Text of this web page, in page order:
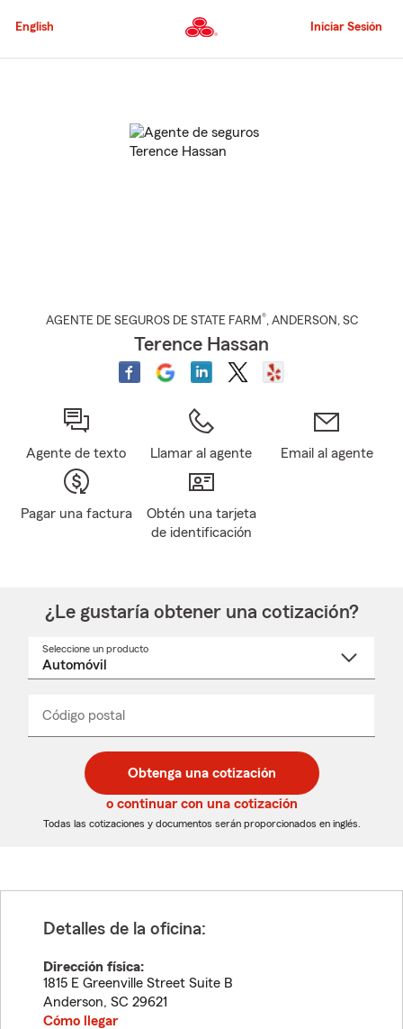
al
principal
English Iniciar Sesión
AGENTE DE SEGUROS DE STATE FARM®, ANDERSON , SC
Terence Hassan
Agente de texto Llamar al agente Email al agente
Pagar una factura
Obtén una tarjeta
de identificación
¿Le gustaría obtener una cotización?
Seleccione un producto
desplegable
Código postal
de
5
dígitos
de
5
dígitos
_____
Obtenga una cotización
o continuar con una cotización
Todas las cotizaciones y documentos serán proporcionados en inglés.
Detalles de la oficina:
Dirección física:
1815 E Greenville Street Suite B
Anderson, SC 29621
Cómo llegar